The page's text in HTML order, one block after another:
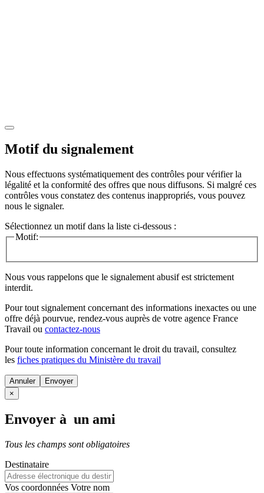
Motif du signalement
Nous effectuons systématiquement des contrôles pour vérifier la
légalité et la conformité des offres que nous diffusons. Si malgré ces
contrôles vous constatez des contenus inappropriés, vous pouvez
nous le signaler.
Sélectionnez un motif dans la liste ci-dessous :
Motif:
Nous vous rappelons que le signalement abusif est strictement
interdit.
Pour tout signalement concernant des informations inexactes ou une
offre déjà pourvue, rendez-vous auprès de votre agence France
Travail ou contactez-nous
Pour toute information concernant le droit du travail, consultez
les fiches pratiques du Ministère du travail
Annuler
×
Envoyer à un ami
Tous les champs sont obligatoires
Destinataire
Vos coordonnées Votre nom